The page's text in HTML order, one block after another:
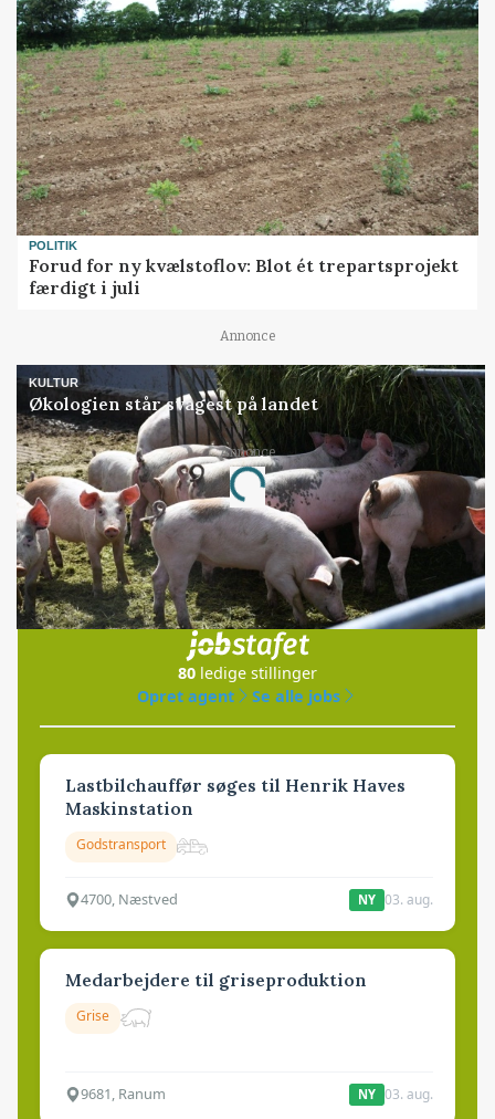
POLITIK
Forud for ny kvælstoflov: Blot ét trepartsprojekt
færdigt i juli
Annonce
KULTUR
Økologien står svagest på landet
Annonce
Loading...
Jobs
i samarbejde med
80 ledige stillinger
Opret agent
Se alle jobs
Lastbilchauffør søges til Henrik Haves
Maskinstation
Godstransport
4700, Næstved NY 03. aug.
Medarbejdere til griseproduktion
Grise
9681, Ranum NY 03. aug.